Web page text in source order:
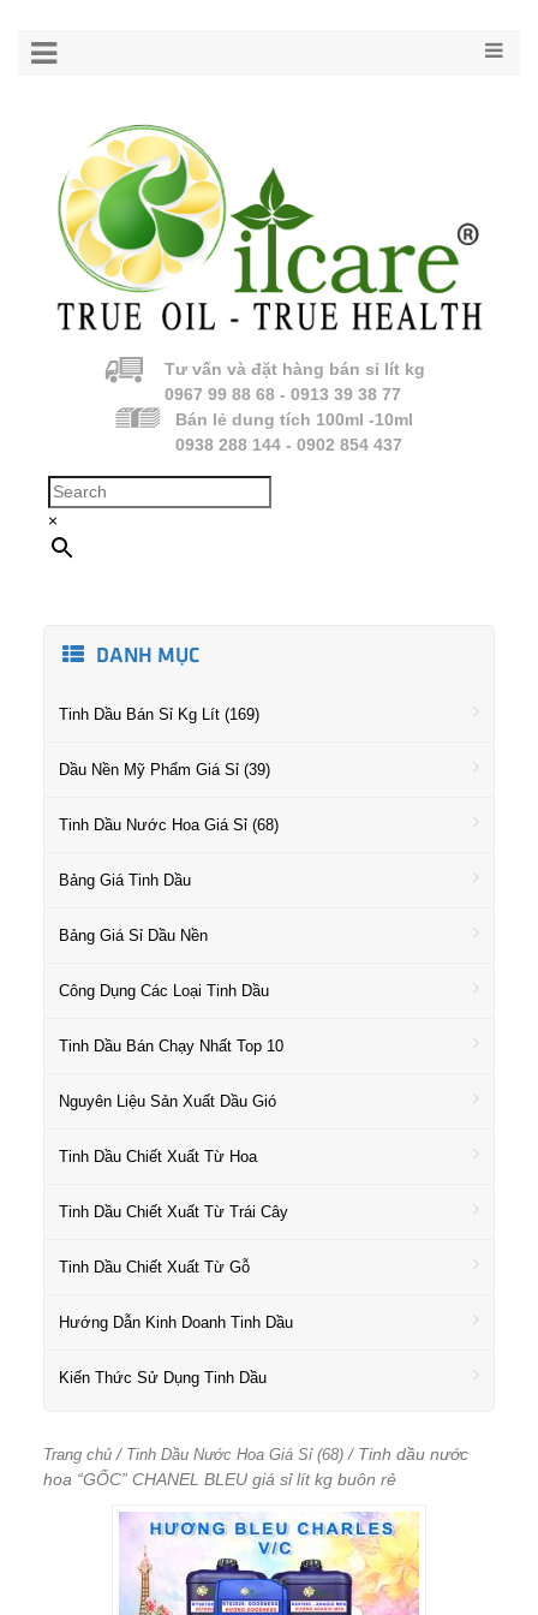
Tư vấn và đặt hàng bán sỉ lít kg
0967 99 88 68 - 0913 39 38 77
Bán lẻ dung tích 100ml -10ml
0938 288 144 - 0902 854 437
×
DANH MỤC
Tinh Dầu Bán Sỉ Kg Lít (169)
Dầu Nền Mỹ Phẩm Giá Sỉ (39)
Tinh Dầu Nước Hoa Giá Sỉ (68)
Bảng Giá Tinh Dầu
Bảng Giá Sỉ Dầu Nền
Công Dụng Các Loại Tinh Dầu
Tinh Dầu Bán Chạy Nhất Top 10
Nguyên Liệu Sản Xuất Dầu Gió
Tinh Dầu Chiết Xuất Từ Hoa
Tinh Dầu Chiết Xuất Từ Trái Cây
Tinh Dầu Chiết Xuất Từ Gỗ
Hướng Dẫn Kinh Doanh Tinh Dầu
Kiến Thức Sử Dụng Tinh Dầu
Trang chủ / Tinh Dầu Nước Hoa Giá Sỉ (68) / Tinh dầu nước
hoa “GỐC” CHANEL BLEU giá sỉ lít kg buôn rẻ